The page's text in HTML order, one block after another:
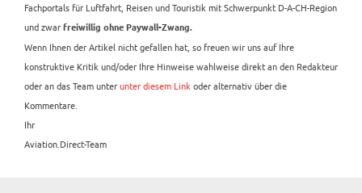
Fachportals für Luftfahrt, Reisen und Touristik mit Schwerpunkt D-A-CH-Region
und zwar freiwillig ohne Paywall-Zwang.
Wenn Ihnen der Artikel nicht gefallen hat, so freuen wir uns auf Ihre
konstruktive Kritik und/oder Ihre Hinweise wahlweise direkt an den Redakteur
oder an das Team unterunter diesem Linkoder alternativ über die
Kommentare.
Ihr
Aviation.Direct-Team